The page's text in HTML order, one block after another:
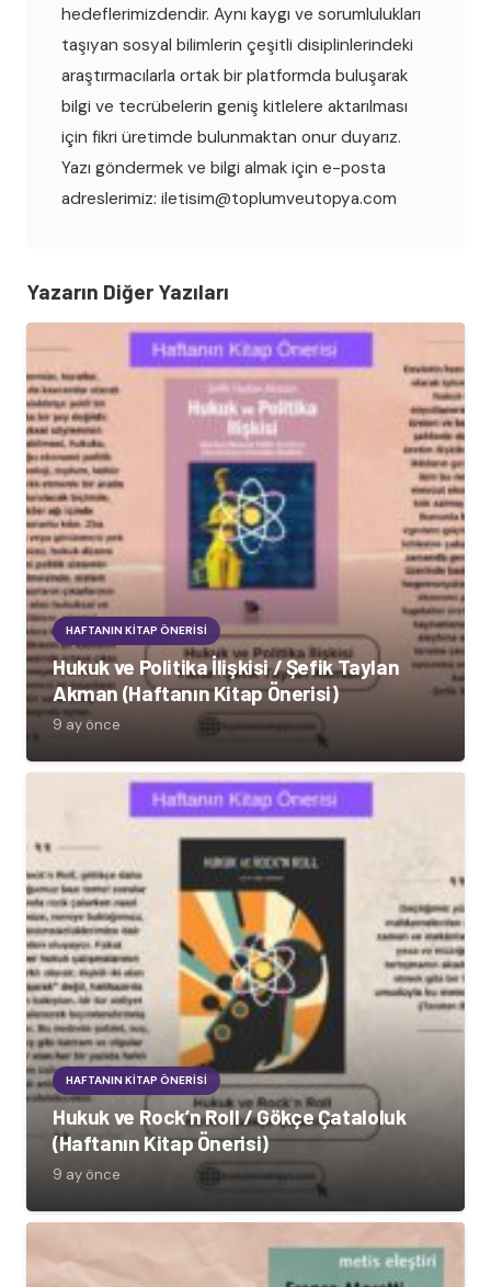
hedeflerimizdendir. Aynı kaygı ve sorumlulukları
taşıyan sosyal bilimlerin çeşitli disiplinlerindeki
araştırmacılarla ortak bir platformda buluşarak
bilgi ve tecrübelerin geniş kitlelere aktarılması
için fikri üretimde bulunmaktan onur duyarız.
Yazı göndermek ve bilgi almak için e-posta
adreslerimiz: iletisim@toplumveutopya.com
Yazarın Diğer Yazıları
HAFTANIN KITAP ÖNERISI
Hukuk ve Politika İlişkisi / Şefik Taylan
Akman (Haftanın Kitap Önerisi)
9 ay önce
HAFTANIN KITAP ÖNERISI
Hukuk ve Rock’n Roll / Gökçe Çataloluk
(Haftanın Kitap Önerisi)
9 ay önce